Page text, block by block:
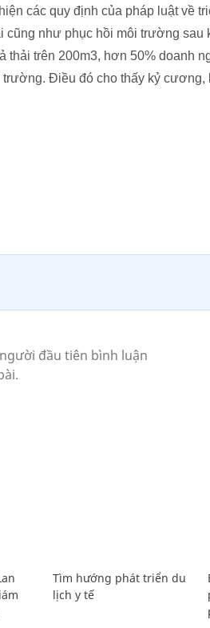
các quy định của pháp luật về
như phục hồi môi trường sau
trên 200m3, hơn 50% doanh
Điều đó cho thấy kỷ cương,
Tìm hướng phát triển du
lịch y tế